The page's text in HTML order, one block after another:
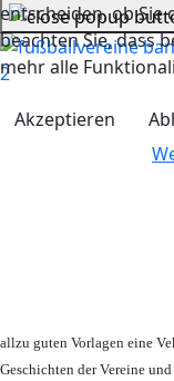
entscheiden, ob Sie
beachten Sie, dass
mehr alle
Akzeptieren
allzu guten Vorlagen eine
Geschichten der Vereine